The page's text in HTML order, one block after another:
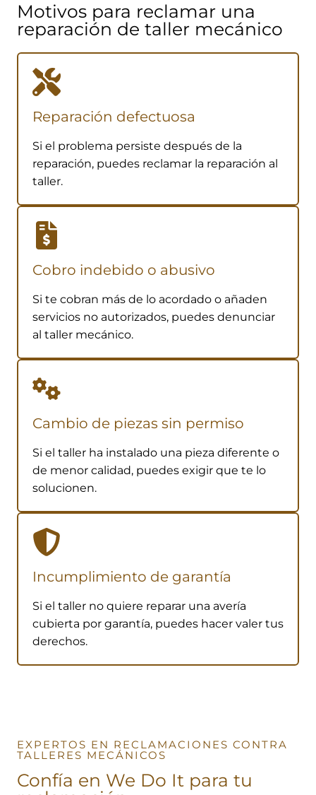
Motivos para reclamar una
reparación de taller mecánico
Reparación defectuosa
Si el problema persiste después de la
reparación, puedes reclamar la reparación al
taller.
Cobro indebido o abusivo
Si te cobran más de lo acordado o añaden
servicios no autorizados, puedes denunciar
al taller mecánico.
Cambio de piezas sin permiso
Si el taller ha instalado una pieza diferente o
de menor calidad, puedes exigir que te lo
solucionen.
Incumplimiento de garantía
Si el taller no quiere reparar una avería
cubierta por garantía, puedes hacer valer tus
derechos.
EXPERTOS EN RECLAMACIONES CONTRA
TALLERES MECÁNICOS
Confía en We Do It para tu